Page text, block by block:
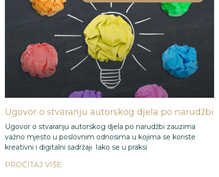
Ugovor o stvaranju autorskog djela po narudžbi
Ugovor o stvaranju autorskog djela po narudžbi zauzima
važno mjesto u poslovnim odnosima u kojima se koriste
kreativni i digitalni sadržaji. Iako se u praksi
PROČITAJ VIŠE